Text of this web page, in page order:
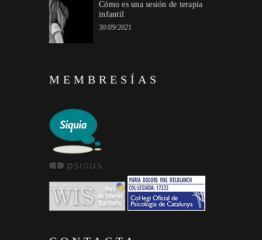
Cómo es una sesión de terapia
infantil
30/09/2021
MEMBRESÍAS